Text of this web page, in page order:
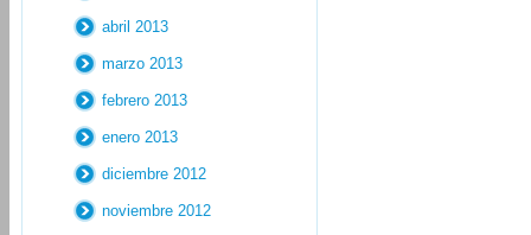
abril 2013
marzo 2013
febrero 2013
enero 2013
diciembre 2012
noviembre 2012